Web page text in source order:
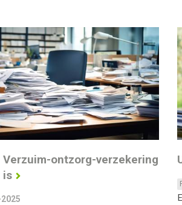
Verzuim-ontzorg-verzekering
is